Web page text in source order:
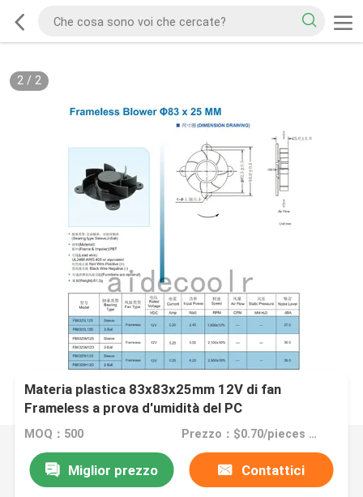
2/ 2
Materia plastica 83x83x25mm 12V di fan
Frameless a prova d'umidità del PC
MOQ：500 Prezzo：$0.70/pieces 500-999 pieces
Miglior prezzo Contattici